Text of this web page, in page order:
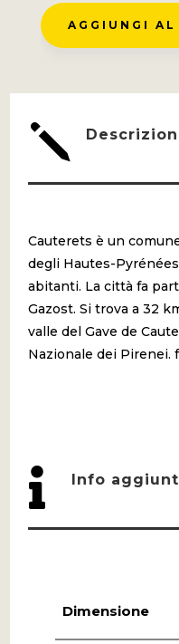
GAZOST
QUANTITÀ
AGGIUNGI AL
j
Cauterets è un
degli Hautes-
abitanti. La città fa
Gazost. Si trova a 32
valle del Gave de
Nazionale dei Pirenei.
 Info
Dimensione